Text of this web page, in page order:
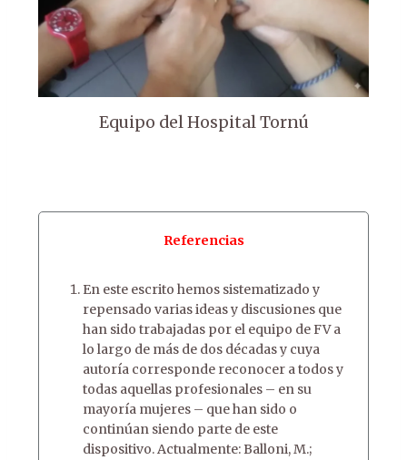
Equipo del Hospital Tornú
Referencias
En este escrito hemos sistematizado y
repensado varias ideas y discusiones que
han sido trabajadas por el equipo de FV a
lo largo de más de dos décadas y cuya
autoría corresponde reconocer a todos y
todas aquellas profesionales – en su
mayoría mujeres – que han sido o
continúan siendo parte de este
dispositivo. Actualmente: Balloni, M.;